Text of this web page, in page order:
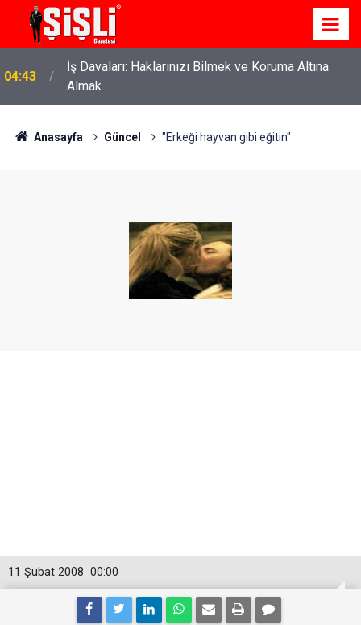
04:43
İş Davaları: Haklarınızı Bilmek ve Koruma Altına
Almak
Anasayfa Güncel "Erkeği hayvan gibi eğitin"
00:00
11 Şubat 2008